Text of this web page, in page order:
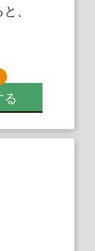
、